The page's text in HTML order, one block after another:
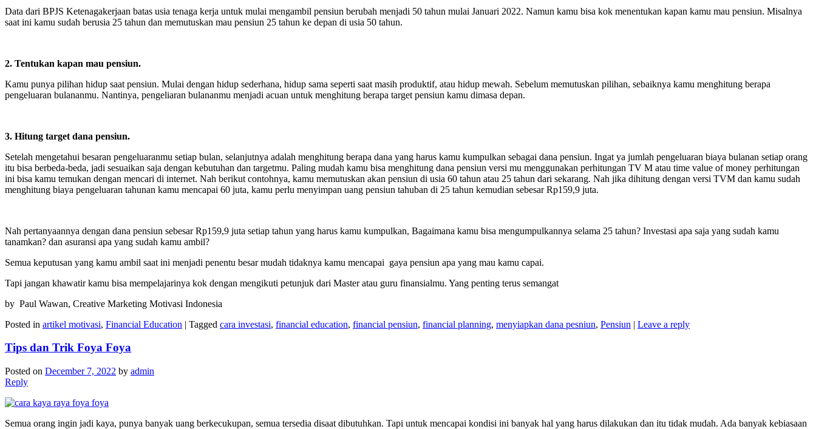
Data dari BPJS Ketenagakerjaan batas usia tenaga kerja untuk mulai mengambil pensiun berubah menjadi 50 tahun mulai Januari 2022. Namun kamu bisa kok menentukan kapan kamu mau pensiun. Misalnya
saat ini kamu sudah berusia 25 tahun dan memutuskan mau pensiun 25 tahun ke depan di usia 50 tahun.
2. Tentukan kapan mau pensiun.
Kamu punya pilihan hidup saat pensiun. Mulai dengan hidup sederhana, hidup sama seperti saat masih produktif, atau hidup mewah. Sebelum memutuskan pilihan, sebaiknya kamu menghitung berapa
pengeluaran bulananmu. Nantinya, pengeliaran bulananmu menjadi acuan untuk menghitung berapa target pensiun kamu dimasa depan.
3. Hitung target dana pensiun.
Setelah mengetahui besaran pengeluaranmu setiap bulan, selanjutnya adalah menghitung berapa dana yang harus kamu kumpulkan sebagai dana pensiun. Ingat ya jumlah pengeluaran biaya bulanan setiap orang
itu bisa berbeda-beda, jadi sesuaikan saja dengan kebutuhan dan targetmu. Paling mudah kamu bisa menghitung dana pensiun versi mu menggunakan perhitungan TV M atau time value of money perhitungan
ini bisa kamu temukan dengan mencari di internet. Nah berikut contohnya, kamu memutuskan akan pensiun di usia 60 tahun atau 25 tahun dari sekarang. Nah jika dihitung dengan versi TVM dan kamu sudah
menghitung biaya pengeluaran tahunan kamu mencapai 60 juta, kamu perlu menyimpan uang pensiun tahuban di 25 tahun kemudian sebesar Rp159,9 juta.
Nah pertanyaannya dengan dana pensiun sebesar Rp159,9 juta setiap tahun yang harus kamu kumpulkan, Bagaimana kamu bisa mengumpulkannya selama 25 tahun? Investasi apa saja yang sudah kamu
tanamkan? dan asuransi apa yang sudah kamu ambil?
Semua keputusan yang kamu ambil saat ini menjadi penentu besar mudah tidaknya kamu mencapai gaya pensiun apa yang mau kamu capai.
Tapi jangan khawatir kamu bisa mempelajarinya kok dengan mengikuti petunjuk dari Master atau guru finansialmu. Yang penting terus semangat
by Paul Wawan, Creative Marketing Motivasi Indonesia
Posted in artikel motivasi, Financial Education | Tagged cara investasi, financial education, financial pensiun, financial planning, menyiapkan dana pesniun, Pensiun | Leave a reply
Tips dan Trik Foya Foya
Posted on December 7, 2022 by admin
Reply
Semua orang ingin jadi kaya, punya banyak uang berkecukupan, semua tersedia disaat dibutuhkan. Tapi untuk mencapai kondisi ini banyak hal yang harus dilakukan dan itu tidak mudah. Ada banyak kebiasaan